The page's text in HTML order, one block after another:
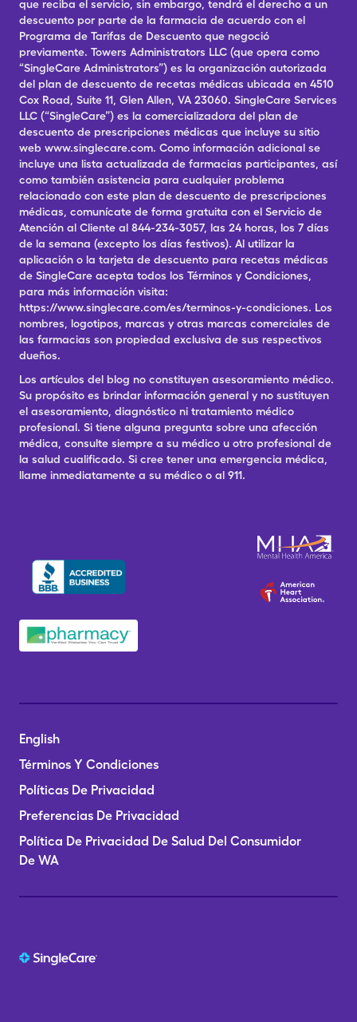
que reciba el servicio, sin embargo, tendrá el derecho a un
descuento por parte de la farmacia de acuerdo con el
Programa de Tarifas de Descuento que negoció
previamente. Towers Administrators LLC (que opera como
“SingleCare Administrators”) es la organización autorizada
del plan de descuento de recetas médicas ubicada en 4510
Cox Road, Suite 11, Glen Allen, VA 23060. SingleCare Services
LLC (“SingleCare”) es la comercializadora del plan de
descuento de prescripciones médicas que incluye su sitio
web www.singlecare.com. Como información adicional se
incluye una lista actualizada de farmacias participantes, así
como también asistencia para cualquier problema
relacionado con este plan de descuento de prescripciones
médicas, comunícate de forma gratuita con el Servicio de
Atención al Cliente al 844-234-3057, las 24 horas, los 7 días
de la semana (excepto los días festivos). Al utilizar la
aplicación o la tarjeta de descuento para recetas médicas
de SingleCare acepta todos los Términos y Condiciones,
para más información visita:
https://www.singlecare.com/es/terminos-y-condiciones. Los
nombres, logotipos, marcas y otras marcas comerciales de
las farmacias son propiedad exclusiva de sus respectivos
dueños.
Los artículos del blog no constituyen asesoramiento médico.
Su propósito es brindar información general y no sustituyen
el asesoramiento, diagnóstico ni tratamiento médico
profesional. Si tiene alguna pregunta sobre una afección
médica, consulte siempre a su médico u otro profesional de
la salud cualificado. Si cree tener una emergencia médica,
llame inmediatamente a su médico o al 911.
English
Términos Y Condiciones
Políticas De Privacidad
Preferencias De Privacidad
Política De Privacidad De Salud Del Consumidor
De WA